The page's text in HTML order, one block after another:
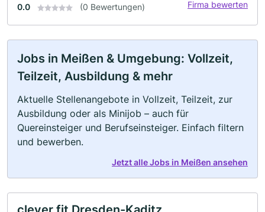
0.0 (0 Bewertungen) Firma bewerten
Jobs in Meißen & Umgebung: Vollzeit,
Teilzeit, Ausbildung & mehr
Aktuelle Stellenangebote in Vollzeit, Teilzeit, zur
Ausbildung oder als Minijob – auch für
Quereinsteiger und Berufseinsteiger. Einfach filtern
und bewerben.
Jetzt alle Jobs in Meißen ansehen